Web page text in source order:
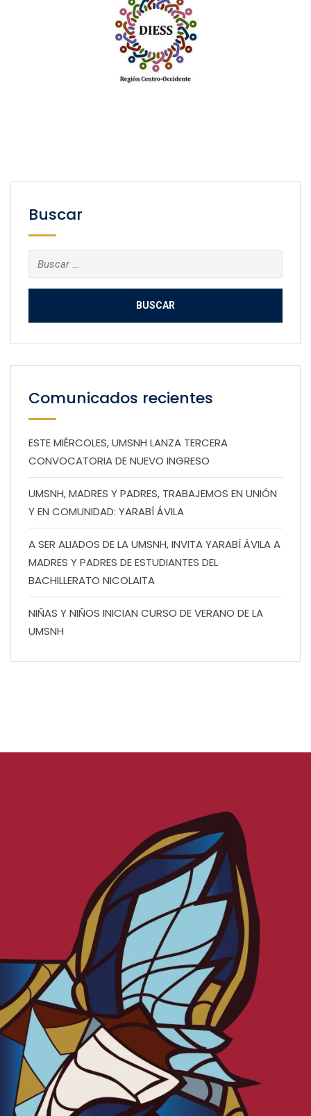
Buscar
Buscar:
Comunicados recientes
ESTE MIÉRCOLES, UMSNH LANZA TERCERA
CONVOCATORIA DE NUEVO INGRESO
UMSNH, MADRES Y PADRES, TRABAJEMOS EN UNIÓN
Y EN COMUNIDAD: YARABÍ ÁVILA
A SER ALIADOS DE LA UMSNH, INVITA YARABÍ ÁVILA A
MADRES Y PADRES DE ESTUDIANTES DEL
BACHILLERATO NICOLAITA
NIÑAS Y NIÑOS INICIAN CURSO DE VERANO DE LA
UMSNH